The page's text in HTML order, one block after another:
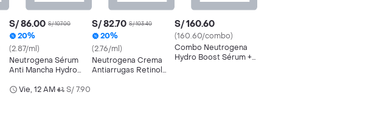
S/ 86.00 S/ 107.00
20%
(2.87/ml)
Neutrogena Sérum
Anti Mancha Hydro
S/ 82.70 S/ 103.40
20%
(2.76/ml)
Neutrogena Crema
Antiarrugas Retinol
S/ 160.60
(160.60/combo)
Combo Neutrogena
Hydro Boost Sérum +
Vie, 12 AM• S/ 7.90